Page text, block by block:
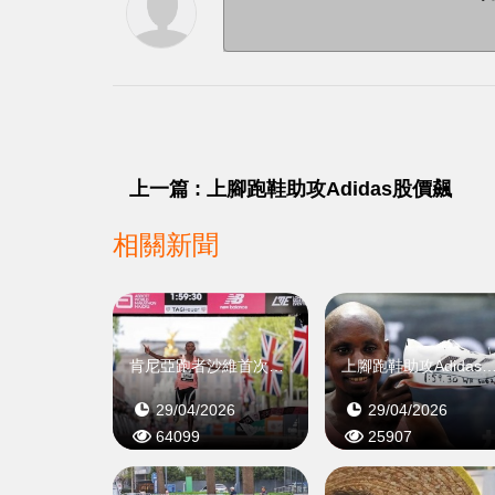
上一篇 : 上腳跑鞋助攻Adidas股價飆
相關新聞
肯尼亞跑者沙維首次跑進兩小時
29/04/2026
64099
上腳跑鞋助攻
29/04/2026
25907